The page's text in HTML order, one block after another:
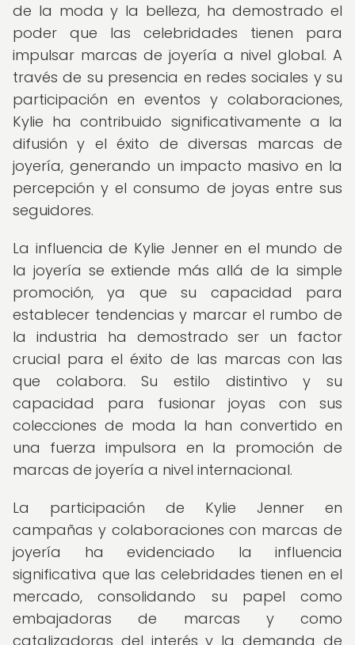
de la moda y la belleza, ha demostrado el
poder que las celebridades tienen para
impulsar marcas de joyería a nivel global. A
través de su presencia en redes sociales y su
participación en eventos y colaboraciones,
Kylie ha contribuido significativamente a la
difusión y el éxito de diversas marcas de
joyería, generando un impacto masivo en la
percepción y el consumo de joyas entre sus
seguidores.
La influencia de Kylie Jenner en el mundo de
la joyería se extiende más allá de la simple
promoción, ya que su capacidad para
establecer tendencias y marcar el rumbo de
la industria ha demostrado ser un factor
crucial para el éxito de las marcas con las
que colabora. Su estilo distintivo y su
capacidad para fusionar joyas con sus
colecciones de moda la han convertido en
una fuerza impulsora en la promoción de
marcas de joyería a nivel internacional.
La participación de Kylie Jenner en
campañas y colaboraciones con marcas de
joyería ha evidenciado la influencia
significativa que las celebridades tienen en el
mercado, consolidando su papel como
embajadoras de marcas y como
catalizadoras del interés y la demanda de